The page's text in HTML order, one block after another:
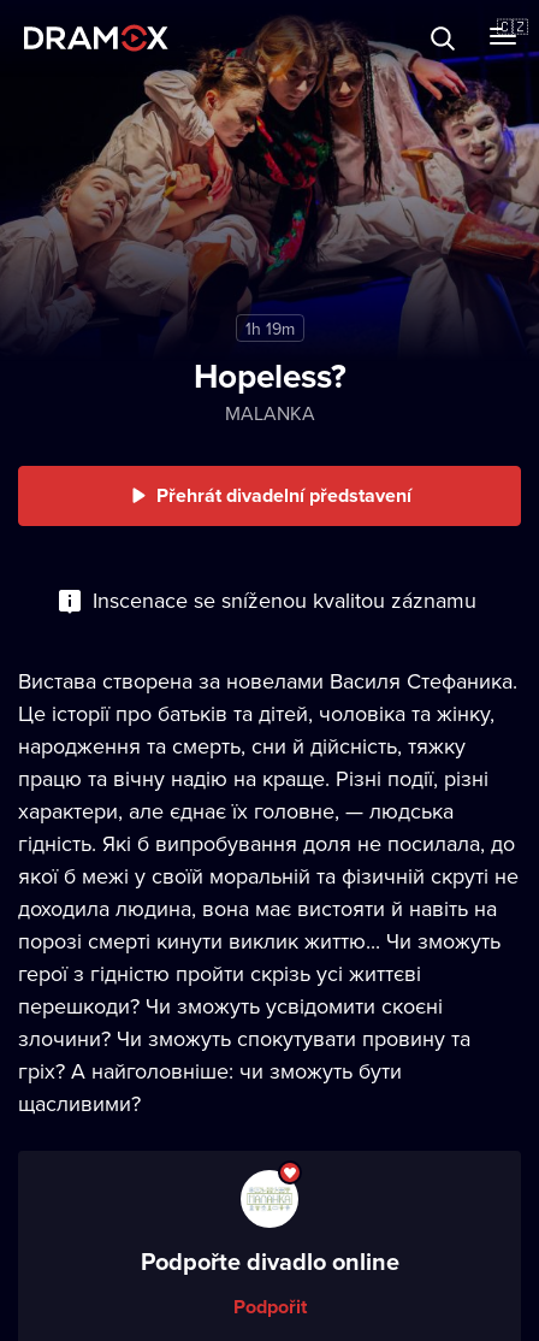
🇨🇿
Dárkové poukazy
Registrujte se
1h 19m
Hopeless?
MALANKA
Přehrát divadelní představení
Inscenace se sníženou kvalitou záznamu
Вистава створена за новелами Василя Стефаника.
Це історії про батьків та дітей, чоловіка та жінку,
народження та смерть, сни й дійсність, тяжку
працю та вічну надію на краще. Різні події, різні
характери, але єднає їх головне, — людська
гідність. Які б випробування доля не посилала, до
якої б межі у своїй моральній та фізичній скруті не
доходила людина, вона має вистояти й навіть на
порозі смерті кинути виклик життю... Чи зможуть
герої з гідністю пройти скрізь усі життєві
перешкоди? Чи зможуть усвідомити скоєні
злочини? Чи зможуть спокутувати провину та
гріх? А найголовніше: чи зможуть бути
щасливими?
Podpořte divadlo online
Podpořit